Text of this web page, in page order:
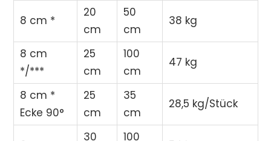
8 cm *
20
cm
50
cm
38 kg
8 cm
*/***
25
cm
100
cm
47 kg
8 cm *
Ecke 90°
25
cm
35
cm
28,5 kg/Stück
30
100